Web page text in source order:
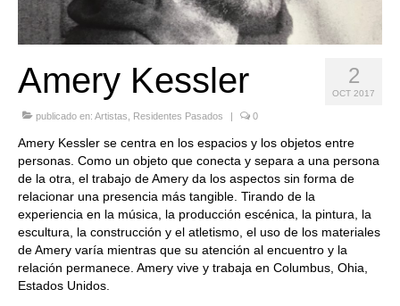
Archivo
Idioma:
2
OCT 2017
Amery Kessler
publicado en: Artistas Residentes Pasados | 0
Amery Kessler se centra en los espacios y los objetos entre
personas. Como un objeto que conecta y separa a una persona
de la otra, el trabajo de Amery da los aspectos sin forma de
relacionar una presencia más tangible. Tirando de la
experiencia en la música, la producción escénica, la pintura, la
escultura, la construcción y el atletismo, el uso de los materiales
de Amery varía mientras que su atención al encuentro y la
relación permanece. Amery vive y trabaja en Columbus, Ohia,
Estados Unidos.